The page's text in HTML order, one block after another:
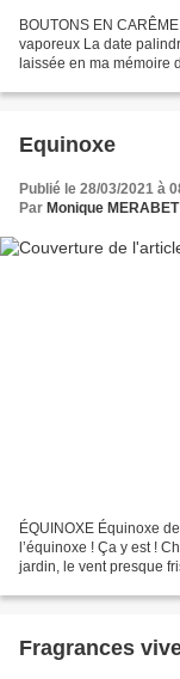
BOUTONS EN
vaporeux La date
laissée en ma mémoire
Equinoxe
Publié le 28/03/2021 à
Par Monique MERABET
ÉQUINOXE Équinoxe
l’équinoxe ! Ça y est !
jardin, le vent presque
Fragrances